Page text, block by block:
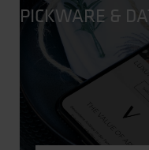
PICKWARE &